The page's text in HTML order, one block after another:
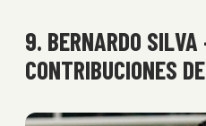
9. BERNARDO SILVA
CONTRIBUCIONES